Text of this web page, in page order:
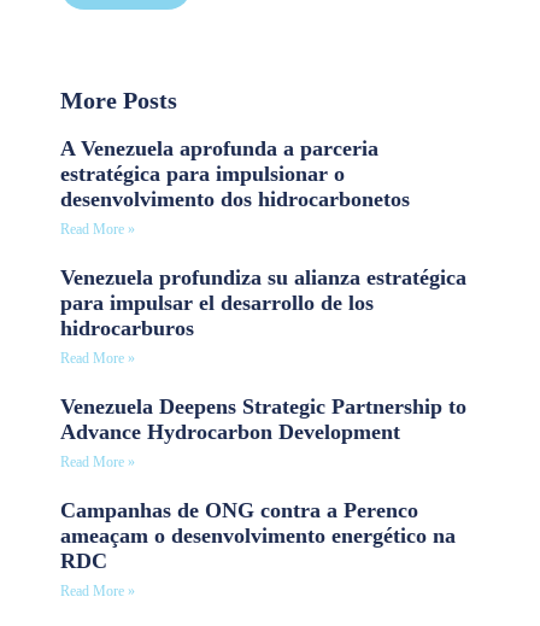
More Posts
A Venezuela aprofunda a parceria
estratégica para impulsionar o
desenvolvimento dos hidrocarbonetos
Read More »
Venezuela profundiza su alianza estratégica
para impulsar el desarrollo de los
hidrocarburos
Read More »
Venezuela Deepens Strategic Partnership to
Advance Hydrocarbon Development
Read More »
Campanhas de ONG contra a Perenco
ameaçam o desenvolvimento energético na
RDC
Read More »